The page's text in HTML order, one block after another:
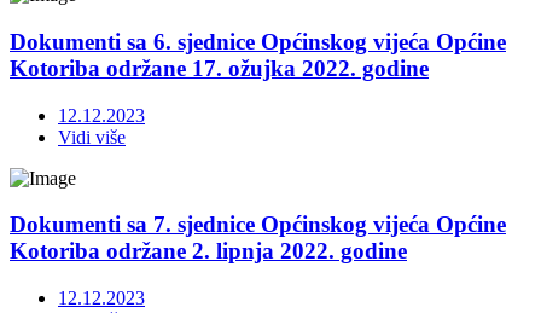
Dokumenti sa 6. sjednice Općinskog vijeća Općine
Kotoriba održane 17. ožujka 2022. godine
12.12.2023
Vidi više
Dokumenti sa 7. sjednice Općinskog vijeća Općine
Kotoriba održane 2. lipnja 2022. godine
12.12.2023